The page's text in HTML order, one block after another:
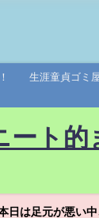
！ 生涯童貞ゴミ
ト的
日は足元が悪い